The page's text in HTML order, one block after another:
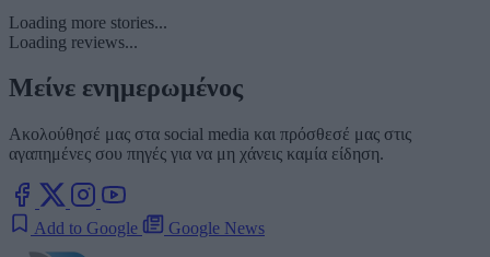
Loading more stories...
Loading reviews...
Μείνε ενημερωμένος
Ακολούθησέ μας στα social media και πρόσθεσέ μας στις
αγαπημένες σου πηγές για να μη χάνεις καμία είδηση.
Add to Google Google News